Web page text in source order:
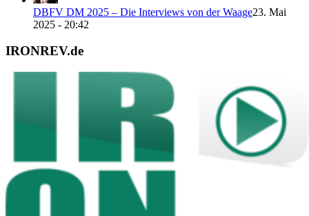
DBFV DM 2025 – Die Interviews von der Waage23. Mai
2025 - 20:42
IRONREV.de